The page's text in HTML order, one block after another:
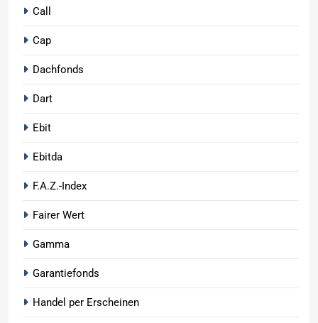
Call
Cap
Dachfonds
Dart
Ebit
Ebitda
F.A.Z.-Index
Fairer Wert
Gamma
Garantiefonds
Handel per Erscheinen